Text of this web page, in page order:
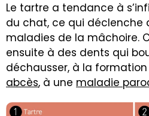
Le tartre a tendance à
du chat, ce qui déclenche
maladies de la mâchoire.
ensuite à des dents qui
déchausser, à la
abcès, à une maladie